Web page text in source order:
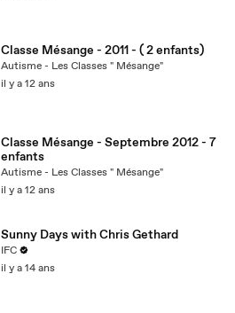
Classe Mésange - 2011 - ( 2 enfants)
Autisme - Les Classes " Mésange"
il y a 12 ans
Classe Mésange - Septembre 2012 - 7
enfants
Autisme - Les Classes " Mésange"
il y a 12 ans
Sunny Days with Chris Gethard
IFC
il y a 14 ans